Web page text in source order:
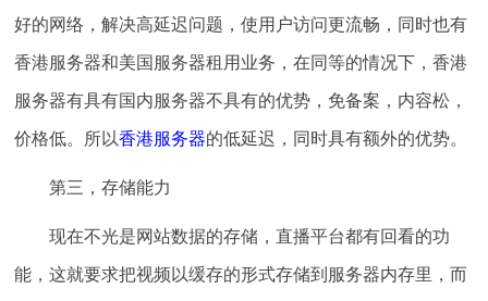
好的网络，解决高延迟问题，使用户访问更流畅，同时也有
香港服务器和美国服务器租用业务，在同等的情况下，香港
服务器有具有国内服务器不具有的优势，免备案，内容松，
价格低。所以香港服务器的低延迟，同时具有额外的优势。
第三，存储能力
现在不光是网站数据的存储，直播平台都有回看的功
能，这就要求把视频以缓存的形式存储到服务器内存里，而